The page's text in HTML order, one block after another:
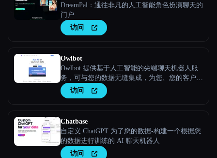
DreamPal：通往非凡的人工智能角色扮演聊天的
门户
访问
Owlbot
Owlbot 提供基于人工智能的尖端聊天机器人服
务，可与您的数据无缝集成，为您、您的客户或
团队提供即时响应。
访问
Chatbase
自定义 ChatGPT 为了您的数据-构建一个根据您
的数据进行训练的 AI 聊天机器人
访问